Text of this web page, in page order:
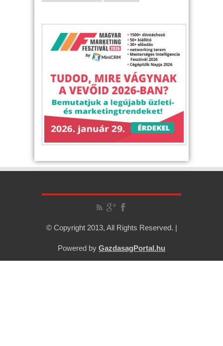
© Copyright 2013, All Rights Reserved. |
Powered by GazdasagPortal.hu